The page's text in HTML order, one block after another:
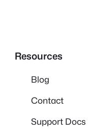
Resources
Blog
Contact
Support Docs